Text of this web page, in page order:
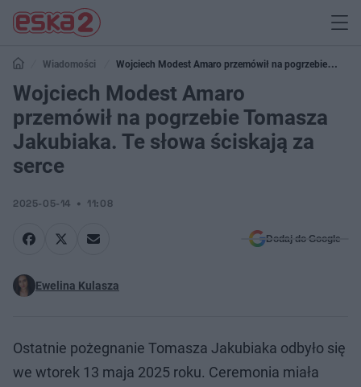
Wiadomości
Wojciech Modest Amaro przemówił na pogrzebie
Tomasza Jakubiaka. Te słowa ściskają za serce
Wojciech Modest Amaro
przemówił na pogrzebie Tomasza
Jakubiaka. Te słowa ściskają za
serce
2025-05-14 11:08
Dodaj do Google
Ewelina Kulasza
Ostatnie pożegnanie Tomasza Jakubiaka odbyło się
we wtorek 13 maja 2025 roku. Ceremonia miała